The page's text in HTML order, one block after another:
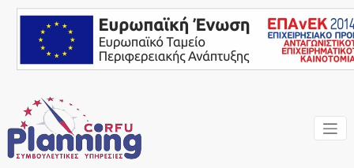
content
Ένας Σύμβουλος, δίπλα